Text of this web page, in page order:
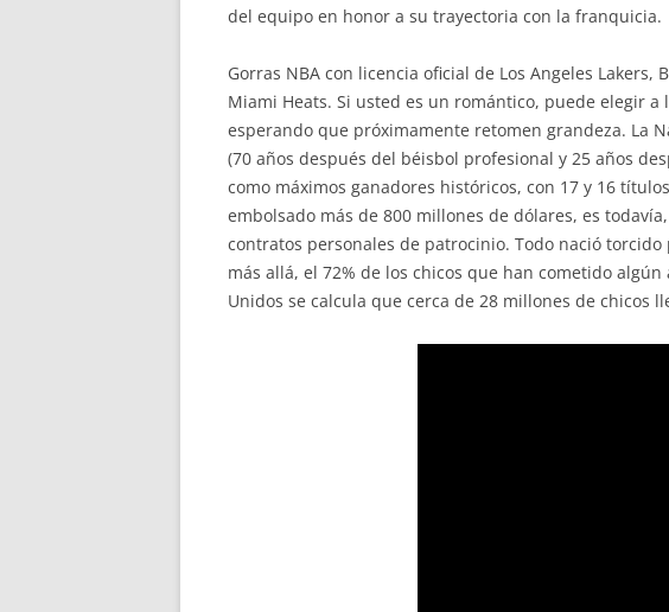
del equipo en honor a su trayectoria con la franquicia.
Gorras NBA con licencia oficial de Los Angeles
Miami Heats. Si usted es un romántico, puede elegir a
esperando que próximamente retomen grandeza. La
(70 años después del béisbol profesional y 25 años
como máximos ganadores históricos, con 17 y 16
embolsado más de 800 millones de dólares, es
contratos personales de patrocinio. Todo nació
más allá, el 72% de los chicos que han cometido
Unidos se calcula que cerca de 28 millones de chicos